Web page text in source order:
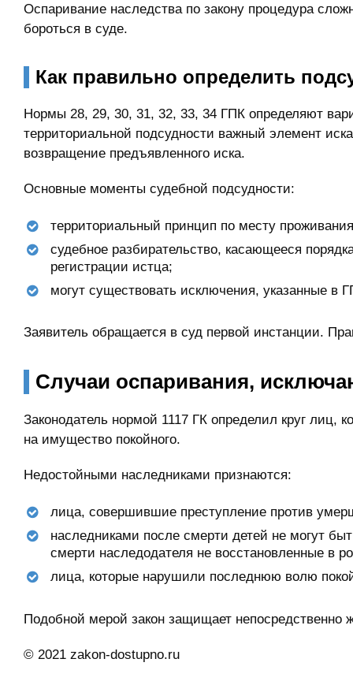
Оспаривание наследства по закону процедура
бороться в суде.
Как правильно определить
Нормы 28, 29, 30, 31, 32, 33, 34 ГПК определяют
территориальной подсудности важный элемент
возвращение предъявленного иска.
Основные моменты судебной подсудности:
территориальный принцип по месту
судебное разбирательство, касающееся
регистрации истца;
могут существовать исключения, указанные в
Заявитель обращается в суд первой инстанции.
Случаи оспаривания,
Законодатель нормой 1117 ГК определил круг
на имущество покойного.
Недостойными наследниками признаются:
лица, совершившие преступление против
наследниками после смерти детей не могут
смерти наследодателя не восстановленные в
лица, которые нарушили последнюю волю
Подобной мерой закон защищает непосредственно
© 2021 zakon-dostupno.ru